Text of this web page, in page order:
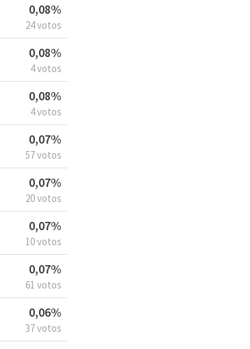
0,08%
24 votos
0,08%
4 votos
0,08%
4 votos
0,07%
57 votos
0,07%
20 votos
0,07%
10 votos
0,07%
61 votos
0,06%
37 votos